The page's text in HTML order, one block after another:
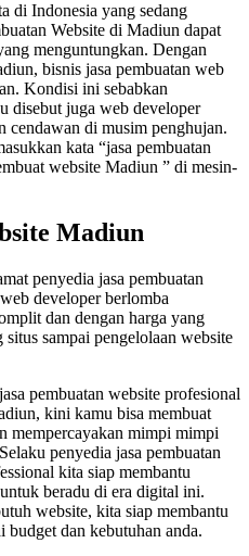
di Indonesia yang sedang
Website di Madiun dapat
menguntungkan. Dengan
bisnis jasa pembuatan web
Kondisi ini sebabkan
disebut juga web developer
cendawan di musim penghujan.
kata “jasa pembuatan
website Madiun ” di mesin-
Madiun
penyedia jasa pembuatan
developer berlomba
dan dengan harga yang
sampai pengelolaan website
pembuatan website profesional
kini kamu bisa membuat
mempercayakan mimpi mimpi
penyedia jasa pembuatan
kita siap membantu
beradu di era digital ini.
website, kita siap membantu
budget dan kebutuhan anda.